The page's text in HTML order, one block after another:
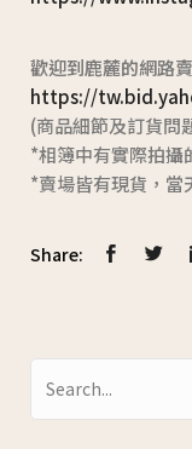
歡迎到鹿麓的網路
https://
(商品細節及訂貨問
*相簿中有實際拍攝
*賣場皆有現貨，當
Share: